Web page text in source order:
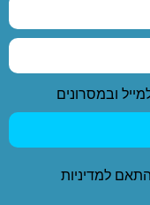
ובמסרונים
למדיניות